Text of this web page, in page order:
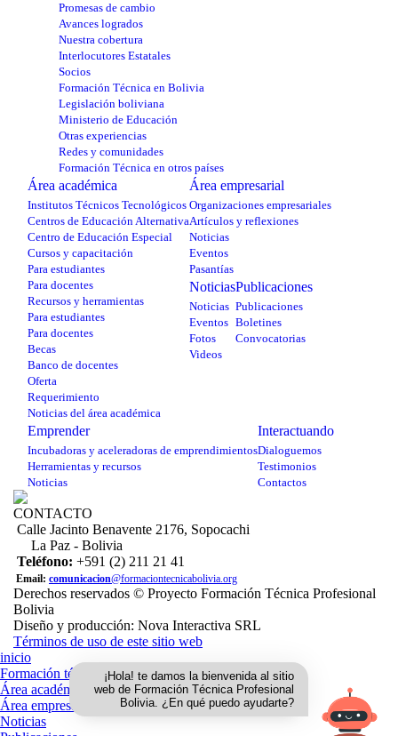
Promesas de cambio
Avances logrados
Nuestra cobertura
Interlocutores Estatales
Socios
Formación Técnica en Bolivia
Legislación boliviana
Ministerio de Educación
Otras experiencias
Redes y comunidades
Formación Técnica en otros países
Área académica
Institutos Técnicos Tecnológicos
Centros de Educación Alternativa
Centro de Educación Especial
Cursos y capacitación
Para estudiantes
Para docentes
Recursos y herramientas
Para estudiantes
Para docentes
Becas
Banco de docentes
Oferta
Requerimiento
Noticias del área académica
Área empresarial
Organizaciones empresariales
Artículos y reflexiones
Noticias
Eventos
Pasantías
Noticias
Noticias
Eventos
Fotos
Videos
Publicaciones
Publicaciones
Boletines
Convocatorias
Emprender
Incubadoras y aceleradoras de emprendimientos
Herramientas y recursos
Noticias
Interactuando
Dialoguemos
Testimonios
Contactos
CONTACTO
Calle Jacinto Benavente 2176, Sopocachi
La Paz - Bolivia
Teléfono: +591 (2) 211 21 41
Email: comunicacion@formaciontecnicabolivia.org
Derechos reservados © Proyecto Formación Técnica Profesional
Bolivia
Diseño y producción: Nova Interactiva SRL
Términos de uso de este sitio web
inicio
Formación técnica
Área académica
Área empresarial
Noticias
¡Hola! te damos la bienvenida al sitio
web de Formación Técnica Profesional
Bolivia. ¿En qué puedo ayudarte?